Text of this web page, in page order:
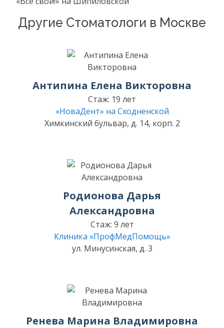
Другие Стоматологи в Москве
Антипина Елена Викторовна
Стаж: 19 лет
«НоваДент» на Сходненской
Химкинский бульвар, д. 14, корп. 2
Родионова Дарья
Александровна
Стаж: 9 лет
Клиника «ПрофМедПомощь»
ул. Минусинская, д. 3
Ренева Марина Владимировна